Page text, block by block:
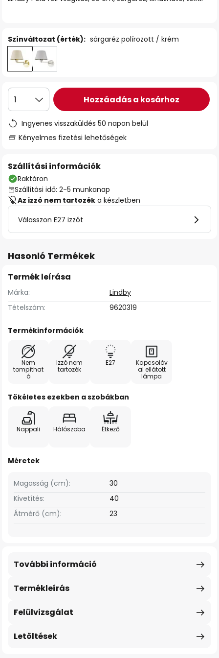
Színváltozat (érték): sárgaréz polírozott / krém
1 Hozzáadás a kosárhoz
Ingyenes visszaküldés 50 napon belül
Kényelmes fizetési lehetőségek
Szállítási információk
Raktáron
Szállítási idő: 2-5 munkanap
Az izzó nem tartozék a készletben
Válasszon E27 izzót
Hasonló Termékek
Termék leírása
Márka:
Lindby
Tételszám:
9620319
Termékinformációk
Nem
tompíthat
ó
Izzó nem
tartozék
E27
Kapcsolóv
al ellátott
lámpa
Tökéletes ezekben a szobákban
Nappali Hálószoba Étkező
Méretek
Magasság (cm):
30
Kivetítés:
40
Átmérő (cm):
23
Termékleírás
További információ
Felülvizsgálat
Letöltések